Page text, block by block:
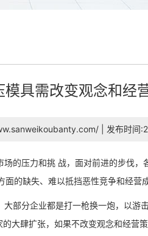
模具需改变观念和经
| 发布时间
的压力和挑 战，面对前进的步伐
的缺失、难以抵挡恶性竞争和经营
部分企业都是打一枪换一炮，以游
大肆扩张，如果不改变观念和经营